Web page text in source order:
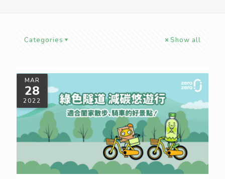
Categories Show all
MAR
28
2022